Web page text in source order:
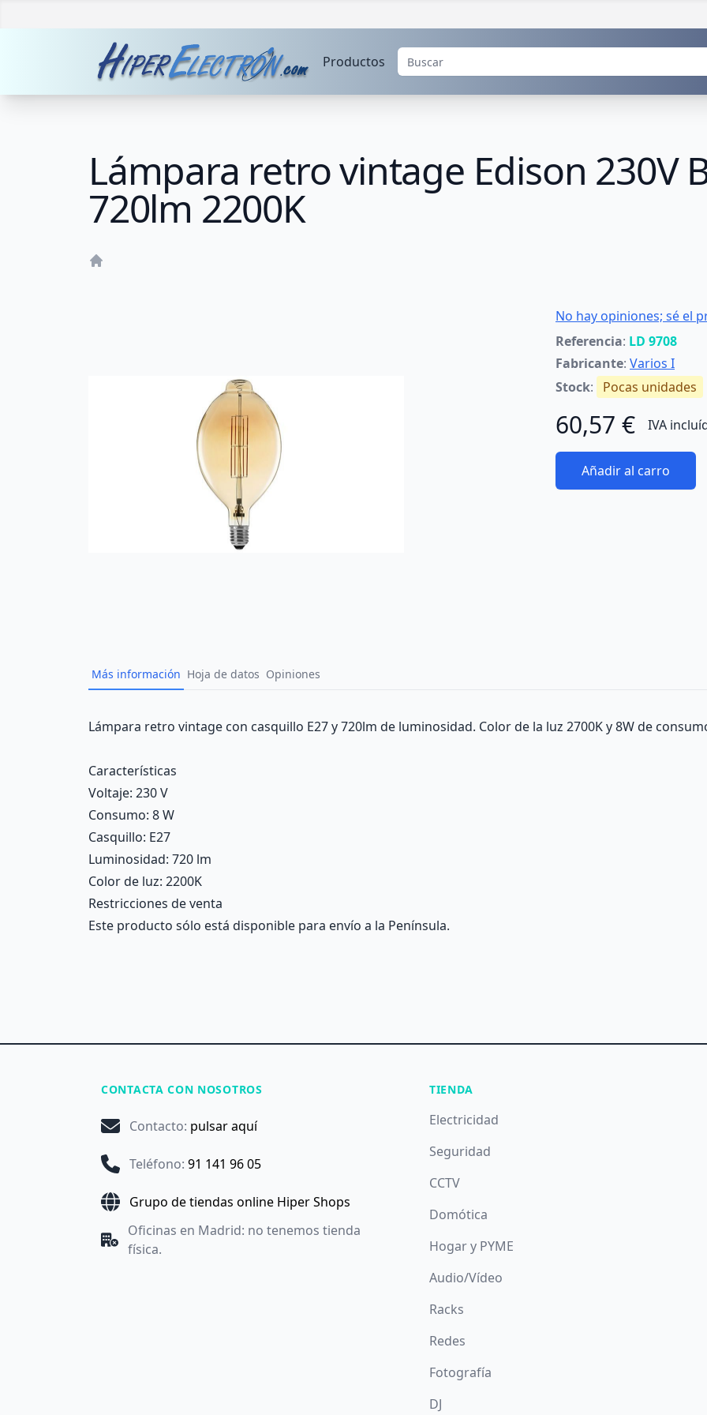
Productos
Lámpara retro vintage Edison 230V
720lm 2200K
No hay opiniones; sé el
Referencia: LD 9708
Fabricante: Varios I
Stock: Pocas unidades
60,57 € IVA
Añadir al carro
Más información Hoja de datos Opiniones
Description
Lámpara retro vintage con casquillo E27 y 720lm de luminosidad. Color de la luz 2700K y 8W de
Características
Voltaje: 230 V
Consumo: 8 W
Casquillo: E27
Luminosidad: 720 lm
Color de luz: 2200K
Restricciones de venta
Este producto sólo está disponible para envío a la Península.
CONTACTA CON NOSOTROS
Contacto: pulsar aquí
Teléfono: 91 141 96 05
Grupo de tiendas online Hiper Shops
Oficinas en Madrid: no tenemos tienda
física.
TIENDA
Electricidad
Seguridad
CCTV
Domótica
Hogar y PYME
Audio/Vídeo
Racks
Redes
Fotografía
DJ